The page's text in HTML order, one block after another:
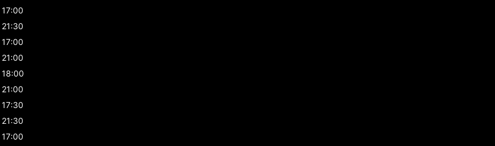
17:00
21:30
17:00
21:00
18:00
21:00
17:30
21:30
17:00